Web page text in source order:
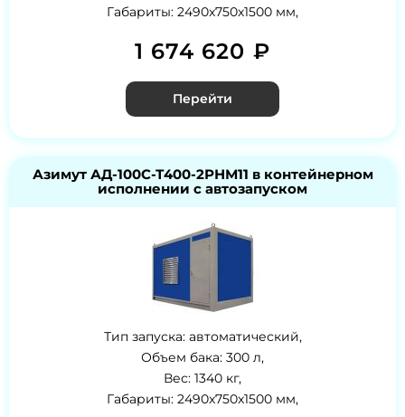
Габариты: 2490x750x1500 мм,
1 674 620 ₽
Перейти
Азимут АД-100С-Т400-2РНМ11 в контейнерном
исполнении с автозапуском
Тип запуска: автоматический,
Объем бака: 300 л,
Вес: 1340 кг,
Габариты: 2490x750x1500 мм,